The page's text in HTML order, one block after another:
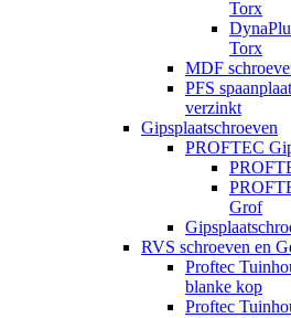
Torx
Torx
MDF
PFS
verzinkt
Gipsplaatschroeven
PROFTEC
Grof
RVS schroeven en
Proftec
blanke kop
Proftec